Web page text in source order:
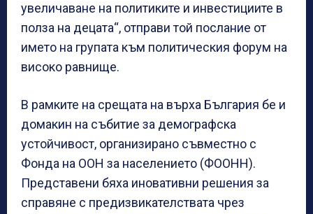
увеличаване на политиките и инвестициите в
полза на децата“, отправи той послание от
името на групата към политическия форум на
високо равнище.
В рамките на срещата на върха България бе и
домакин на събитие за демографска
устойчивост, организирано съвместно с
Фонда на ООН за населението (ФООНН).
Представени бяха иновативни решения за
справяне с предизвикателствата чрез